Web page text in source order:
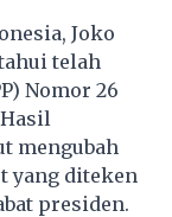
Joko
telah
Nomor 26
mengubah
yang diteken
presiden.